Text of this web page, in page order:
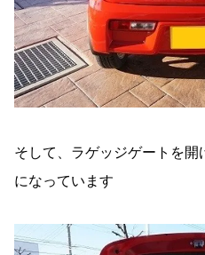
そして、ラゲッジゲートを
になっています